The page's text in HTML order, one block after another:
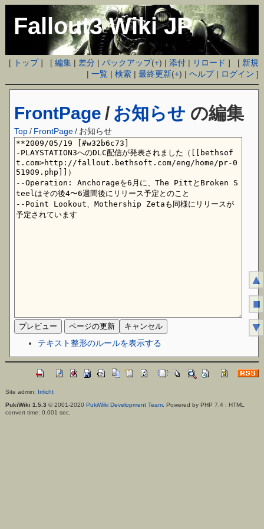
Fallout3 Wiki JP
[ トップ] [編集 | 差分 |バックアップ(+) |添付 | リロード ] [ 新規
|一覧 |検索 |最終更新(+) |ヘルプ| ログイン ]
FrontPage / お知らせ の編集
Top / FrontPage/ お知らせ
テキスト整形のルールを表示する
Site admin: Irrlicht
PukiWiki 1.5.3 © 2001-2020 PukiWiki Development Team. Powered by PHP 7.4 : HTML
convert time: 0.001 sec.
▲
■
▼